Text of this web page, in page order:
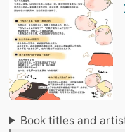
Book titles and